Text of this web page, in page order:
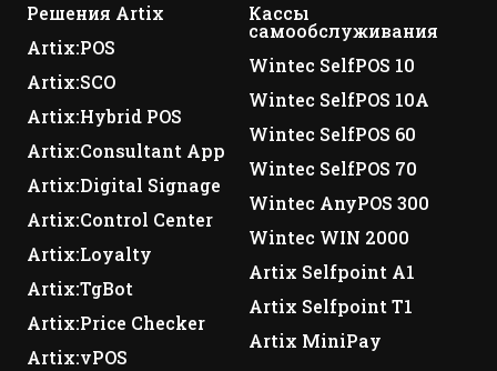
Решения Artix
Artix:POS
Artix:SCO
Artix:Hybrid POS
Artix:Consultant App
Artix:Digital Signage
Artix:Control Center
Artix:Loyalty
Artix:TgBot
Artix:Price Checker
Artix:vPOS
Кассы
самообслуживания
Wintec SelfPOS 10
Wintec SelfPOS 10A
Wintec SelfPOS 60
Wintec SelfPOS 70
Wintec AnyPOS 300
Wintec WIN 2000
Artix Selfpoint A1
Artix Selfpoint T1
Artix MiniPay